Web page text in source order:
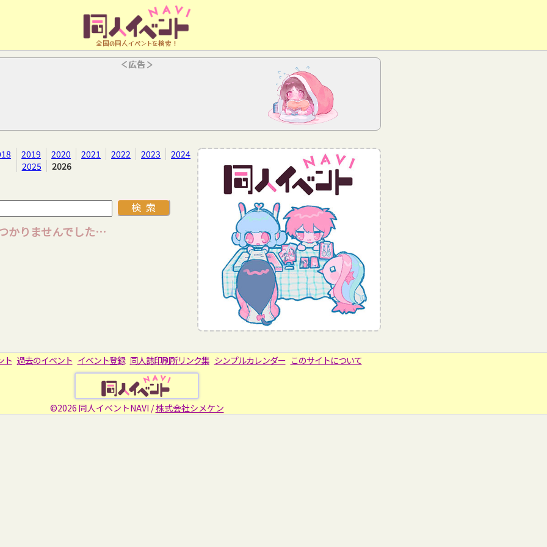
全国の同人イベントを検索！
＜広告＞
2019 2020 2021 2022 2023
2024
2025
2026
かりませんでした…
ト 過去のイベント イベント登録 同人誌印刷所リンク集 シンプルカレンダー このサイトについて
©2026 同人イベントNAVI /株式会社シメケン